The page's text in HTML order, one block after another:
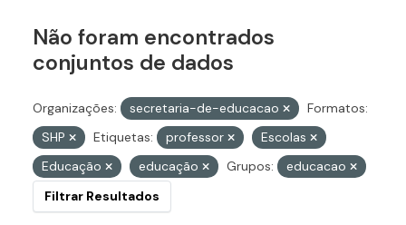
Não foram encontrados
conjuntos de dados
Organizações: secretaria-de-educacao
Formatos:
SHP
Etiquetas: professor
Escolas
Educação
educação Grupos:
educacao
Filtrar Resultados